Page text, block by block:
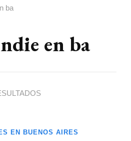
ba
en ba
EN BUENOS AIRES